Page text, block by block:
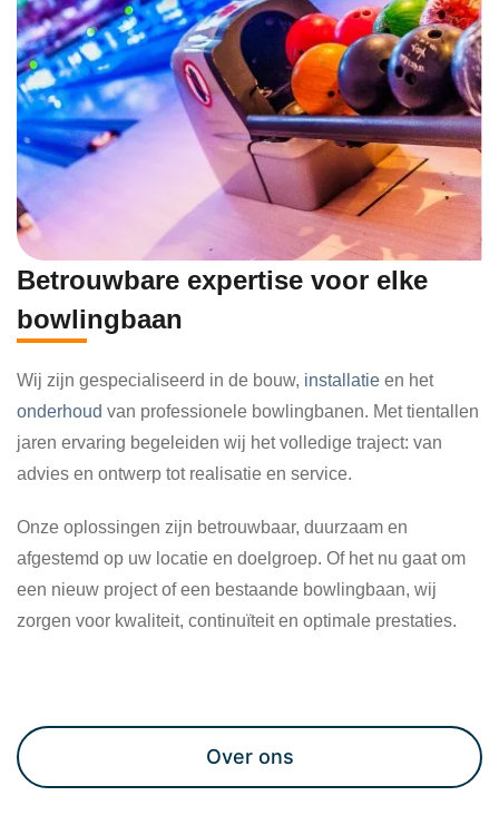
Betrouwbare expertise voor elke
bowlingbaan
Wij zijn gespecialiseerd in de bouw, installatie en het
onderhoud van professionele bowlingbanen. Met tientallen
jaren ervaring begeleiden wij het volledige traject: van
advies en ontwerp tot realisatie en service.
Onze oplossingen zijn betrouwbaar, duurzaam en
afgestemd op uw locatie en doelgroep. Of het nu gaat om
een nieuw project of een bestaande bowlingbaan, wij
zorgen voor kwaliteit, continuïteit en optimale prestaties.
Over ons